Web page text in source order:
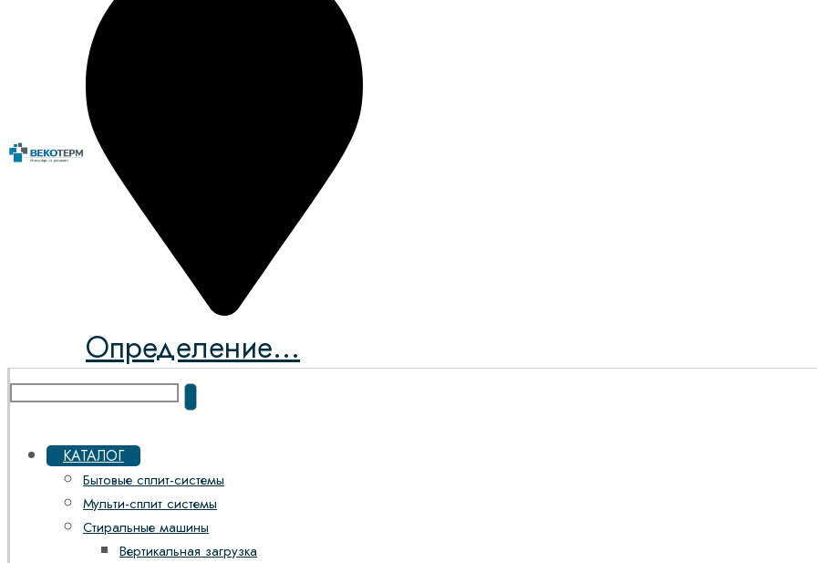
Определение...
КАТАЛОГ
Бытовые сплит-системы
Мульти-сплит системы
Стиральные машины
Вертикальная загрузка